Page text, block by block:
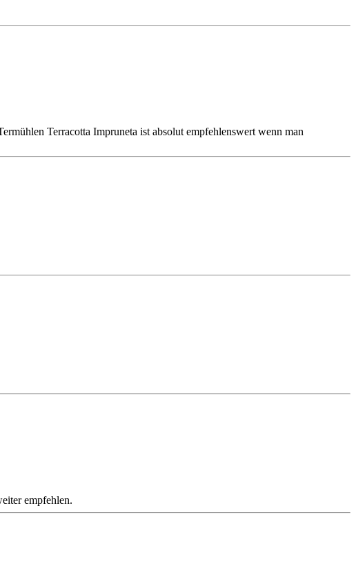
Terracotta Impruneta ist absolut empfehlenswert wenn man
empfehlen.